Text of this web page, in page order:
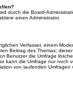
durch die Board-
einen Administrator.
Verfasser, einem
Beitrag des Themas;
Benutzer die Umfrage
kann die Umfrage nur noch
von laufenden Umfragen